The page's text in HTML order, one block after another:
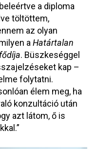
a diploma
töltöttem,
az olyan
a Határtalan
. Büszkeséggel
kap –
folytatni.
élem meg, ha
konzultáció után
azt látom, ő is